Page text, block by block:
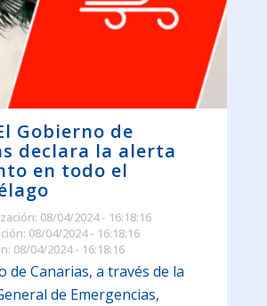
Gobierno de
declara la alerta
en todo el
08/04/2024 - 16:18:16
08/04/2024 - 16:18:16
08/04/2024 - 16:18:16
de Canarias, a través de la
de Emergencias,